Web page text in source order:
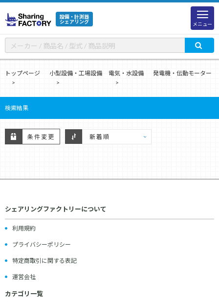
設備・計測器
シェアリング
メニュー
トップページ 小型設備・工場設備 電気・水設備 発電機・伝動モーター
検索結果
条件変更
シェアリングファクトリーについて
利用規約
プライバシーポリシー
特定商取引に関する表記
運営会社
カテゴリ一覧